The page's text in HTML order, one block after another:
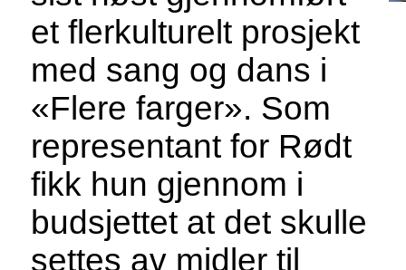
et flerkulturelt prosjekt
med sang og dans i
«Flere farger». Som
representant for Rødt
fikk hun gjennom i
budsjettet at det skulle
settes av midler til